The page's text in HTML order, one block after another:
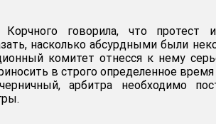
Корчного говорила, что протест
насколько абсурдными были
комитет отнесся к нему
в строго определенное
арбитра необходимо